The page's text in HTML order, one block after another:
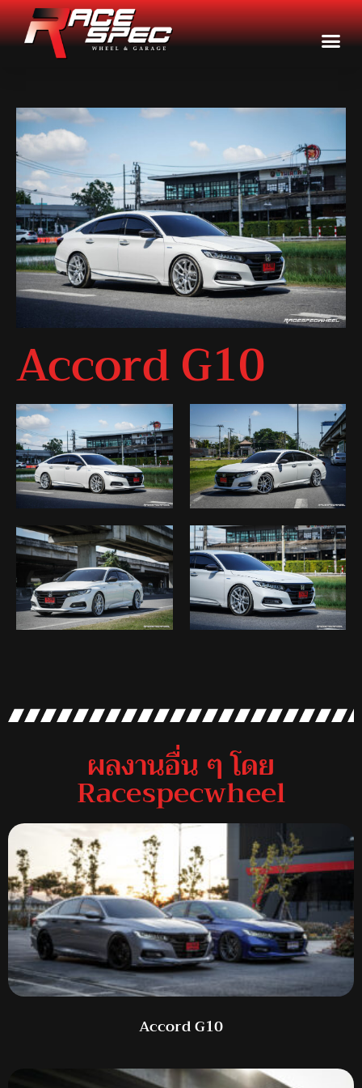
Accord G10
ผลงานอื่น ๆ โดย
Racespecwheel
Accord G10